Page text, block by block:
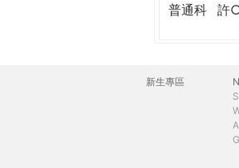
普通科
許
主
新生專區